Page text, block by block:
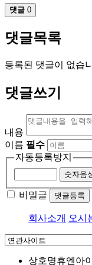
댓글 0
댓글목록
등록된 댓글이 없습
댓글쓰기
내용
이름 필수
자동등록방지
숫자음
비밀글 댓글등록
회사소개 오시
상호명휴엔아